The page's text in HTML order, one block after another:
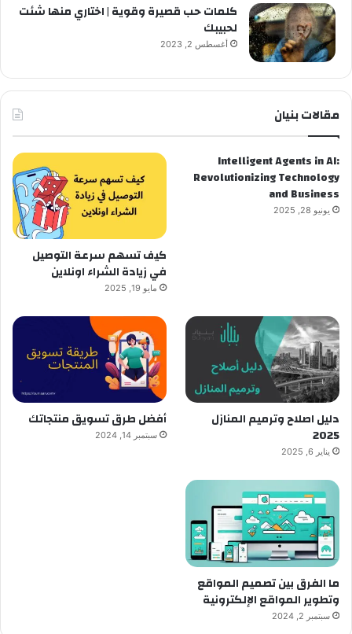
كلمات حب قصيرة وقوية | اختاري منها شئت
لحبيبك
أغسطس 2, 2023
مقالات بنيان
Intelligent Agents in AI:
Revolutionizing Technology
and Business
يونيو 28, 2025
كيف تسهم سرعة التوصيل
في زيادة الشراء اونلاين
مايو 19, 2025
دليل اصلاح وترميم المنازل
2025
يناير 6, 2025
أفضل طرق تسويق منتجاتك
سبتمبر 14, 2024
ما الفرق بين تصميم المواقع
وتطوير المواقع الإلكترونية
سبتمبر 2, 2024